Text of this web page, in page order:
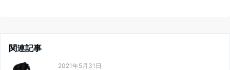
関連記事
2021年5月31日